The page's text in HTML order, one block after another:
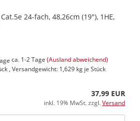
24-fach, 48,26cm (19"), 1HE,
ca. 1-2 Tage (Ausland abweichend)
, Versandgewicht: 1,629 kg je Stück
37,99 EUR
inkl. 19% MwSt. zzgl.Versand